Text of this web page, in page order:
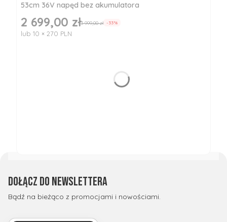
53cm 36V napęd bez akumulatora
Cena promocyjna
2 699,00 zł3 999,00 zł -33%
lub 10 × 270 PLN
Dołącz do newslettera
Bądź na bieżąco z promocjami i nowościami.